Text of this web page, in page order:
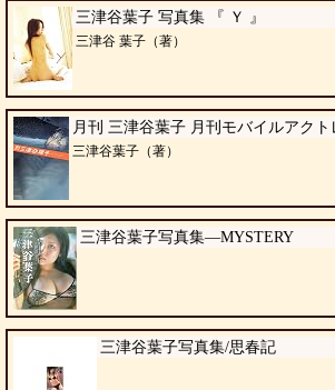
三津谷葉子 写真集 『 Ｙ 』
三津谷 葉子（著）
月刊 三津谷葉子 月刊モバイルアクト
三津谷葉子（著）
三津谷葉子写真集―MYSTERY
三津谷葉子写真集/思春記